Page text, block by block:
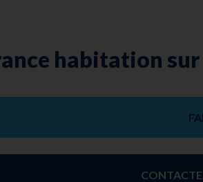
habitation